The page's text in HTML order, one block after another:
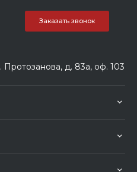
Заказать звонок
Протозанова, д. 83а, оф. 103